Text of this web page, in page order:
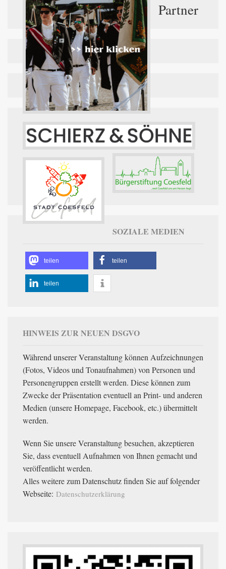
Partner
SOZIALE MEDIEN
teilen teilen
teilen
HINWEIS ZUR NEUEN DSGVO
Während unserer Veranstaltung können Aufzeichnungen
(Fotos, Videos und Tonaufnahmen) von Personen und
Personengruppen erstellt werden. Diese können zum
Zwecke der Präsentation eventuell an Print- und anderen
Medien (unsere Homepage, Facebook, etc.) übermittelt
werden.
Wenn Sie unsere Veranstaltung besuchen, akzeptieren
Sie, dass eventuell Aufnahmen von Ihnen gemacht und
veröffentlicht werden.
Alles weitere zum Datenschutz finden Sie auf folgender
Webseite: Datenschutzerklärung